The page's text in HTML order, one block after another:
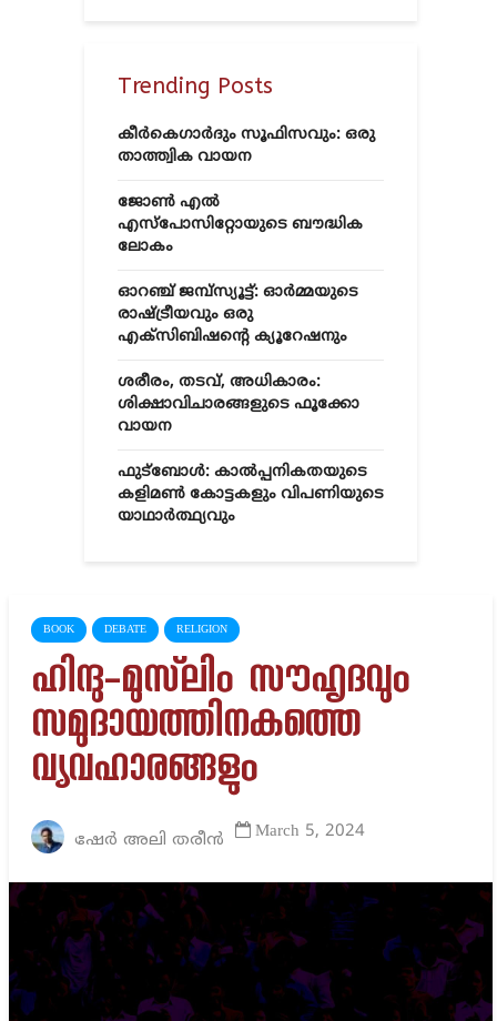
Trending Posts
കീർകെഗാർദും സൂഫിസവും: ഒരു
താത്ത്വിക വായന
ജോൺ എൽ
എസ്‌പോസിറ്റോയുടെ ബൗദ്ധിക
ലോകം
ഓറഞ്ച് ജമ്പ്സ്യൂട്ട്: ഓർമ്മയുടെ
രാഷ്ട്രീയവും ഒരു
എക്സിബിഷന്റെ ക്യൂറേഷനും
ശരീരം, തടവ്, അധികാരം:
ശിക്ഷാവിചാരങ്ങളുടെ ഫൂക്കോ
വായന
ഫുട്ബോൾ: കാൽപ്പനികതയുടെ
കളിമൺ കോട്ടകളും വിപണിയുടെ
യാഥാർത്ഥ്യവും
BOOK DEBATE RELIGION
ഹിന്ദു-മുസ്‌ലിം സൗഹൃദവും
സമുദായത്തിനകത്തെ
വ്യവഹാരങ്ങളും
ഷേർ അലി തരീൻ March 5, 2024